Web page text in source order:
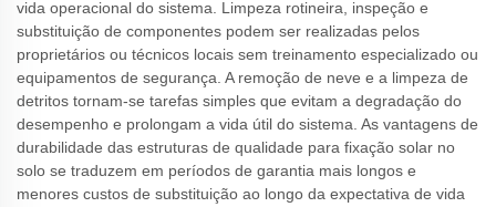
vida operacional do sistema. Limpeza rotineira, inspeção e
substituição de componentes podem ser realizadas pelos
proprietários ou técnicos locais sem treinamento especializado ou
equipamentos de segurança. A remoção de neve e a limpeza de
detritos tornam-se tarefas simples que evitam a degradação do
desempenho e prolongam a vida útil do sistema. As vantagens de
durabilidade das estruturas de qualidade para fixação solar no
solo se traduzem em períodos de garantia mais longos e
menores custos de substituição ao longo da expectativa de vida